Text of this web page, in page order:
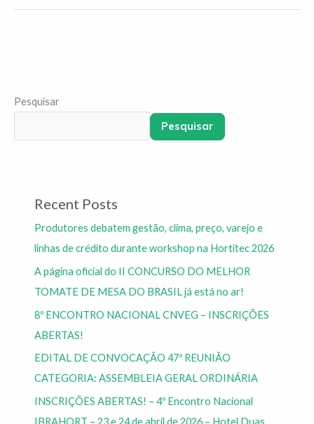
Pesquisar
Pesquisar
Recent Posts
Produtores debatem gestão, clima, preço, varejo e
linhas de crédito durante workshop na Hortitec 2026
A página oficial do II CONCURSO DO MELHOR
TOMATE DE MESA DO BRASIL já está no ar!
8º ENCONTRO NACIONAL CNVEG – INSCRIÇÕES
ABERTAS!
EDITAL DE CONVOCAÇÃO 47ª REUNIÃO
CATEGORIA: ASSEMBLEIA GERAL ORDINÁRIA
INSCRIÇÕES ABERTAS! – 4º Encontro Nacional
IBRAHORT – 23 e 24 de abril de 2026 – Hotel Duas